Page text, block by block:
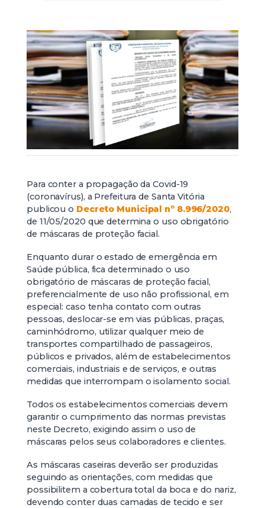
Para conter a propagação da Covid-19
(coronavírus), a Prefeitura de Santa Vitória
publicou o Decreto Municipal nº 8.996/2020,
de 11/05/2020 que determina o uso obrigatório
de máscaras de proteção facial.
Enquanto durar o estado de emergência em
Saúde pública, fica determinado o uso
obrigatório de máscaras de proteção facial,
preferencialmente de uso não profissional, em
especial: caso tenha contato com outras
pessoas, deslocar-se em vias públicas, praças,
caminhódromo, utilizar qualquer meio de
transportes compartilhado de passageiros,
públicos e privados, além de estabelecimentos
comerciais, industriais e de serviços, e outras
medidas que interrompam o isolamento social.
Todos os estabelecimentos comerciais devem
garantir o cumprimento das normas previstas
neste Decreto, exigindo assim o uso de
máscaras pelos seus colaboradores e clientes.
As máscaras caseiras deverão ser produzidas
seguindo as orientações, com medidas que
possibilitem a cobertura total da boca e do nariz,
devendo conter duas camadas de tecido e ser